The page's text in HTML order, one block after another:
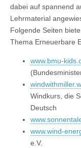
dabei auf spannend
Lehrmaterial
Folgende Seiten
Thema Erneuerbare
www.bmu-
Windkurs, die
Deutsch
www.wind-
e.V.